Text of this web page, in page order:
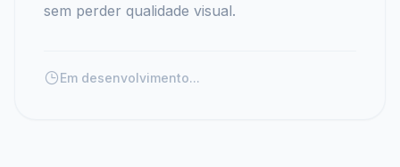
sem perder qualidade visual.
Em desenvolvimento...